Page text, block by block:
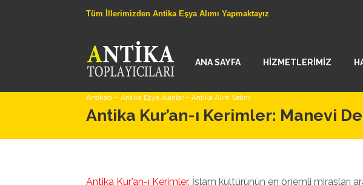
Tüm İllerimizden Antika Eşya Alımı Yapmaktayız
Antikacı – Antika Eşya Alanlar – Antika Alım Satım
ANA SAYFA HİZMETLERİMİZ
Antika Kur’an-ı Kerimler: Manevi
Antika Kur’an-ı Kerimler, İslam kültürünün en önemli mirasları